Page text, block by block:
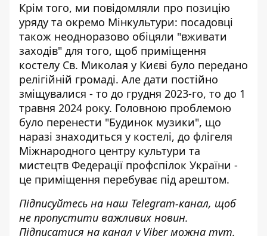
Крім того, ми повідомляли про позицію
уряду та окремо Мінкультури: посадовці
також неодноразово обіцяли "вживати
заходів" для того, щоб приміщення
костелу Св. Миколая у Києві було передано
релігійній громаді. Але дати постійно
зміщувалися - то до грудня 2023-го, то до 1
травня 2024 року. Головною проблемою
було перенести "Будинок музики", що
наразі знаходиться у костелі, до флігеля
Міжнародного центру культури та
мистецтв Федерації профспілок України -
це приміщення перебуває під арештом.
Підписуйтесь на наш Telegram-канал, щоб
не пропустити важливих новин.
Підписатися на канал у Viber можна тут.